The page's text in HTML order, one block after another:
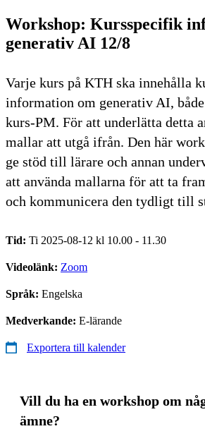
Workshop: Kursspecifik
generativ AI 12/8
Varje kurs på KTH ska innehålla
information om generativ AI,
kurs-PM. För att underlätta detta
mallar att utgå ifrån. Den här
ge stöd till lärare och annan
att använda mallarna för att ta
och kommunicera den tydligt till
Tid: Ti 2025-08-12 kl 10.00 - 11.30
Videolänk: Zoom
Språk: Engelska
Medverkande: E-lärande
Exportera till kalender
Vill du ha en workshop om
ämne?